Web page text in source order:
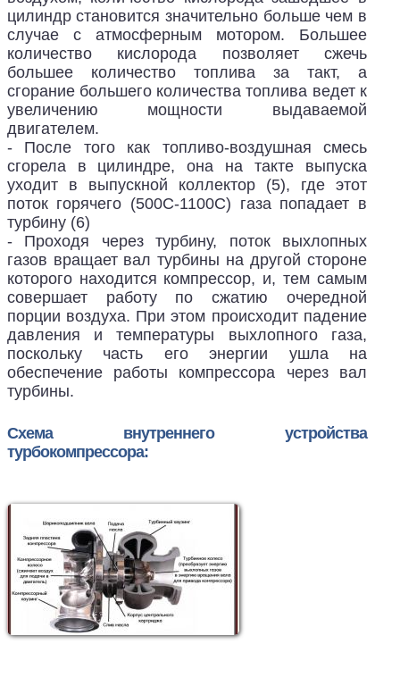
цилиндр становится значительно больше чем в
случае с атмосферным мотором. Большее
количество кислорода позволяет сжечь
большее количество топлива за такт, а
сгорание большего количества топлива ведет к
увеличению мощности выдаваемой
двигателем.
- После того как топливо-воздушная смесь
сгорела в цилиндре, она на такте выпуска
уходит в выпускной коллектор (5), где этот
поток горячего (500С-1100С) газа попадает в
турбину (6)
- Проходя через турбину, поток выхлопных
газов вращает вал турбины на другой стороне
которого находится компрессор, и, тем самым
совершает работу по сжатию очередной
порции воздуха. При этом происходит падение
давления и температуры выхлопного газа,
поскольку часть его энергии ушла на
обеспечение работы компрессора через вал
турбины.
Схема внутреннего устройства
турбокомпрессора: